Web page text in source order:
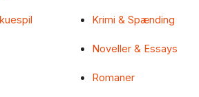
Krimi & Spænding
Noveller & Essays
Romaner